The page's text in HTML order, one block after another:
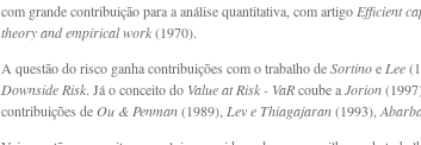
com grande contribuição para a análise quantitativa, com artigoEfficient
theory and empirical work(1970).
A questão do risco ganha contribuições com o trabalho deSortinoeLee
Downside Risk. Já o conceito do Value at Risk - VaRcoube aJorion
contribuições deOu & Penman(1989),Lev e Thiagajaran(1993),